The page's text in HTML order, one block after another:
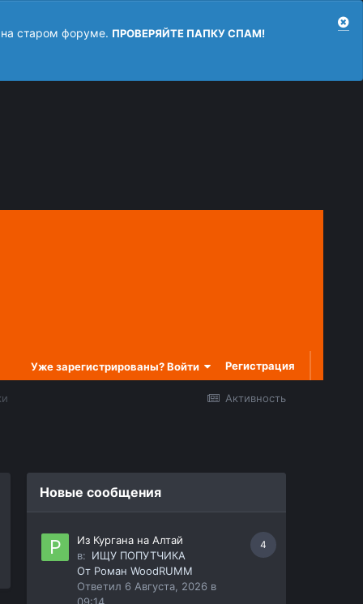
на старом форуме. ПРОВЕРЯЙТЕ ПАПКУ СПАМ!
Уже зарегистрированы? Войти Регистрация
Активность
Новые сообщения
4
Из Кургана на Алтай
в: ИЩУ ПОПУТЧИКА
От Роман WoodRUMM
Ответил 6 Августа, 2026 в